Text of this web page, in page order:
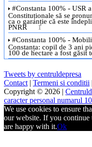
Tweets by centruldepresa
Contact | Termeni si conditii
Copyright © 2026 |
caracter personal numarul
We use cookies to ensure
our website. If you continue
are happy with it.Ok